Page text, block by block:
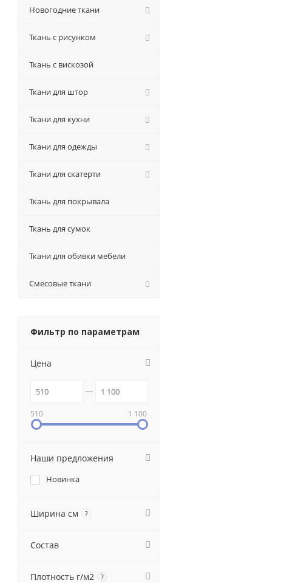
Новогодние ткани
Ткань с рисунком
Ткань с вискозой
Ткани для штор
Ткани для кухни
Ткани для одежды
Ткани для скатерти
Ткань для покрывала
Ткань для сумок
Ткани для обивки мебели
Смесовые ткани
Фильтр по параметрам
Цена
510 1 100
Наши предложения
Новинка
Ширина см ?
Состав
Плотность г/м2 ?